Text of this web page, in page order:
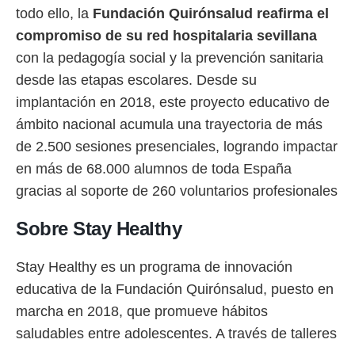
todo ello, la Fundación Quirónsalud reafirma el
compromiso de su red hospitalaria sevillana
con la pedagogía social y la prevención sanitaria
desde las etapas escolares. Desde su
implantación en 2018, este proyecto educativo de
ámbito nacional acumula una trayectoria de más
de 2.500 sesiones presenciales, logrando impactar
en más de 68.000 alumnos de toda España
gracias al soporte de 260 voluntarios profesionales
Sobre Stay Healthy
Stay Healthy es un programa de innovación
educativa de la Fundación Quirónsalud, puesto en
marcha en 2018, que promueve hábitos
saludables entre adolescentes. A través de talleres